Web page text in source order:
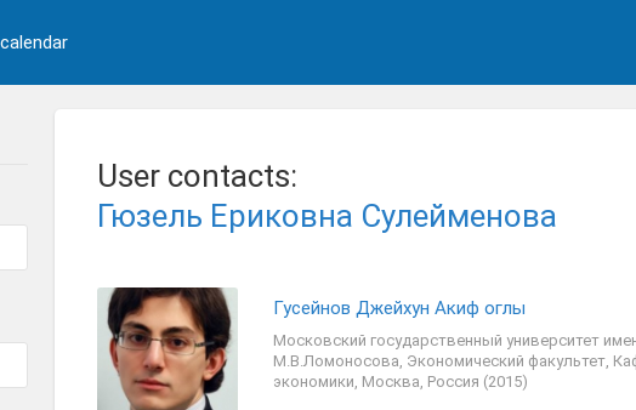
User contacts:
Гюзель Ериковна Сулейменова
Гусейнов Джейхун Акиф оглы
Московский государственный университет
М.В.Ломоносова, Экономический факультет,
экономики, Москва, Россия (2015)